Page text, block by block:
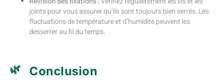
joints pour vous assurer qu’ils sont toujours bien serrés. Les
fluctuations de température et d’humidité peuvent les
desserrer au fil du temps.
Conclusion